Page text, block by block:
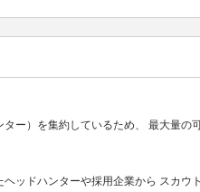
ー）を集約しているため、 最大量
ッドハンターや採用企業から スカ